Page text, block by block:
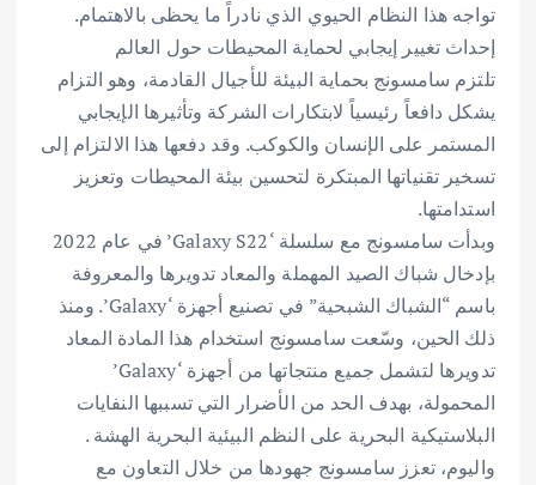
تواجه هذا النظام الحيوي الذي نادراً ما يحظى بالاهتمام.
إحداث تغيير إيجابي لحماية المحيطات حول العالم
تلتزم سامسونج بحماية البيئة للأجيال القادمة، وهو التزام
يشكل دافعاً رئيسياً لابتكارات الشركة وتأثيرها الإيجابي
المستمر على الإنسان والكوكب. وقد دفعها هذا الالتزام إلى
تسخير تقنياتها المبتكرة لتحسين بيئة المحيطات وتعزيز
استدامتها.
وبدأت سامسونج مع سلسلة ‘Galaxy S22’ في عام 2022
بإدخال شباك الصيد المهملة والمعاد تدويرها والمعروفة
باسم “الشباك الشبحية” في تصنيع أجهزة ‘Galaxy’. ومنذ
ذلك الحين، وسّعت سامسونج استخدام هذا المادة المعاد
تدويرها لتشمل جميع منتجاتها من أجهزة ‘Galaxy’
المحمولة، بهدف الحد من الأضرار التي تسببها النفايات
البلاستيكية البحرية على النظم البيئية البحرية الهشة .
واليوم، تعزز سامسونج جهودها من خلال التعاون مع